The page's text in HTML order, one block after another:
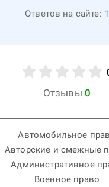
Ответов на сайте: 1
Отзывы 0
Автомобильное
Авторские и смежные
Административное
Военное право